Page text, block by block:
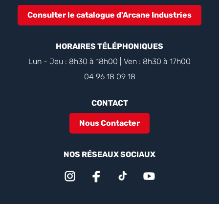
Consulter le catalogue d'Arcane Industries
HORAIRES TÉLÉPHONIQUES
Lun - Jeu : 8h30 à 18h00 | Ven : 8h30 à 17h00
04 96 18 09 18
CONTACT
Nous Contacter
NOS RÉSEAUX SOCIAUX